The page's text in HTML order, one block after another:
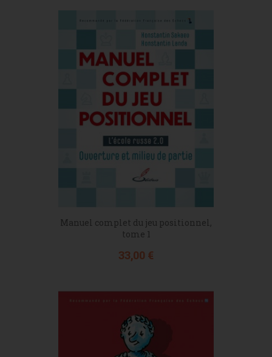
Manuel complet du jeu positionnel,
tome 1
Prix
33,00 €